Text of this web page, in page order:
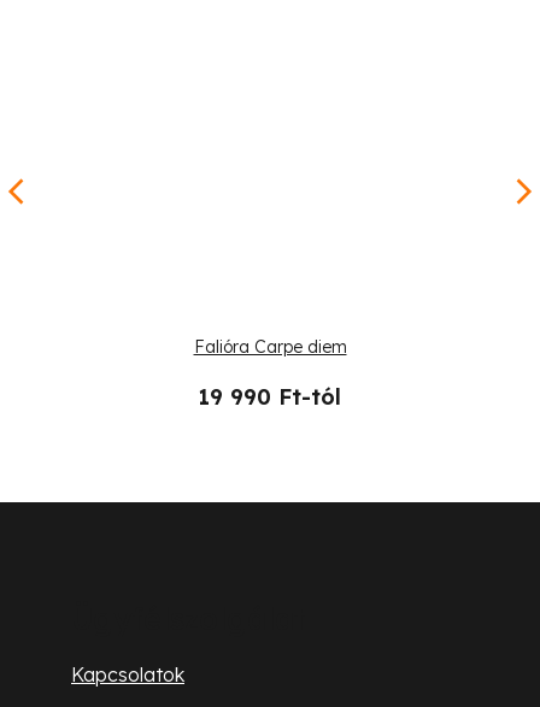
Falióra Carpe diem
19 990 Ft-tól
Kapcsolatok